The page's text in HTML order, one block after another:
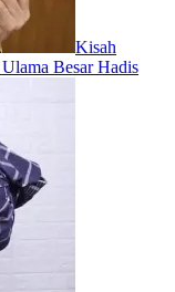
Kisah
Besar Hadis